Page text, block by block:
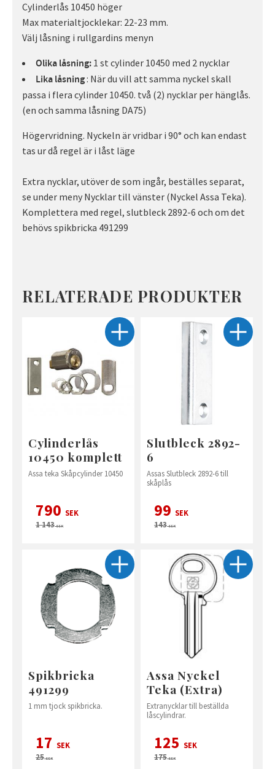
Cylinderlås 10450 höger
Max materialtjocklekar: 22-23 mm.
Välj låsning i rullgardins menyn
Olika låsning: 1 st cylinder 10450 med 2 nycklar
Lika låsning: När du vill att samma nyckel skall
passa i flera cylinder 10450. två (2) nycklar per hänglås.
(en och samma låsning DA75)
Högervridning. Nyckeln är vridbar i 90° och kan endast
tas ur då regel är i låst läge
Extra nycklar, utöver de som ingår, beställes separat,
se under meny Nycklar till vänster (Nyckel Assa Teka).
Komplettera med regel, slutbleck 2892-6 och om det
behövs spikbricka 491299
RELATERADE PRODUKTER
Cylinderlås
10450 komplett
Assa teka Skåpcylinder 10450
790 SEK
1 143SEK
Slutbleck 2892-
6
Assas Slutbleck 2892-6 till
skåplås
99 SEK
143SEK
Spikbricka
491299
1 mm tjock spikbricka.
17 SEK
25SEK
Assa Nyckel
Teka (Extra)
Extranycklar till beställda
låscylindrar.
125 SEK
175SEK